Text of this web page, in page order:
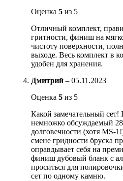
Оценка 5 из 5
Отличный комплект,
гритности, финиш на
чистоту поверхности,
выходе. Весь комплект в
удобен для хранения.
Дмитрий – 05.11.2023
Оценка 5 из 5
Какой замечательный сет!
немножко обсуждаемый
долговечности (хотя MS-
смене гридности бруска
оправдывает себя на
финиш дубовый бланк с
проситься для
сет по одному камню.